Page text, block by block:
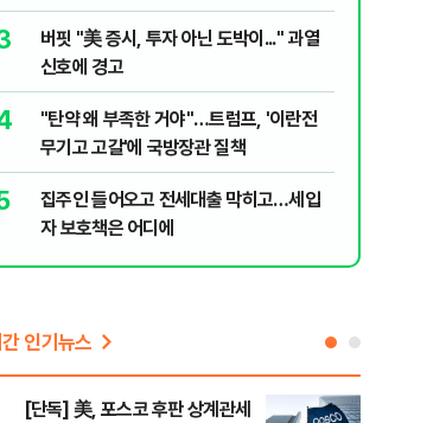
버핏 "美 증시, 투자 아닌 도박이..." 과열
신호에 경고
"탄약 왜 부족한 거야"…트럼프, '이란전
무기고 고갈'에 국방장관 질책
집주인 들어오고 전세대출 막히고…세입
자 보호책은 어디에
인기뉴스
[단독] 美, 포스코 후판 상계관세